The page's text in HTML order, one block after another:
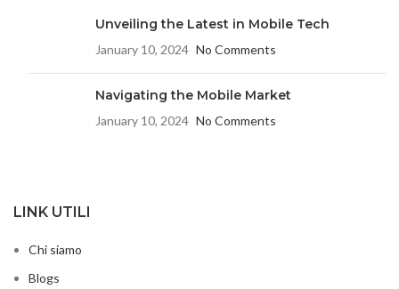
Unveiling the Latest in Mobile Tech
January 10, 2024 No Comments
Navigating the Mobile Market
January 10, 2024 No Comments
LINK UTILI
Chi siamo
Blogs